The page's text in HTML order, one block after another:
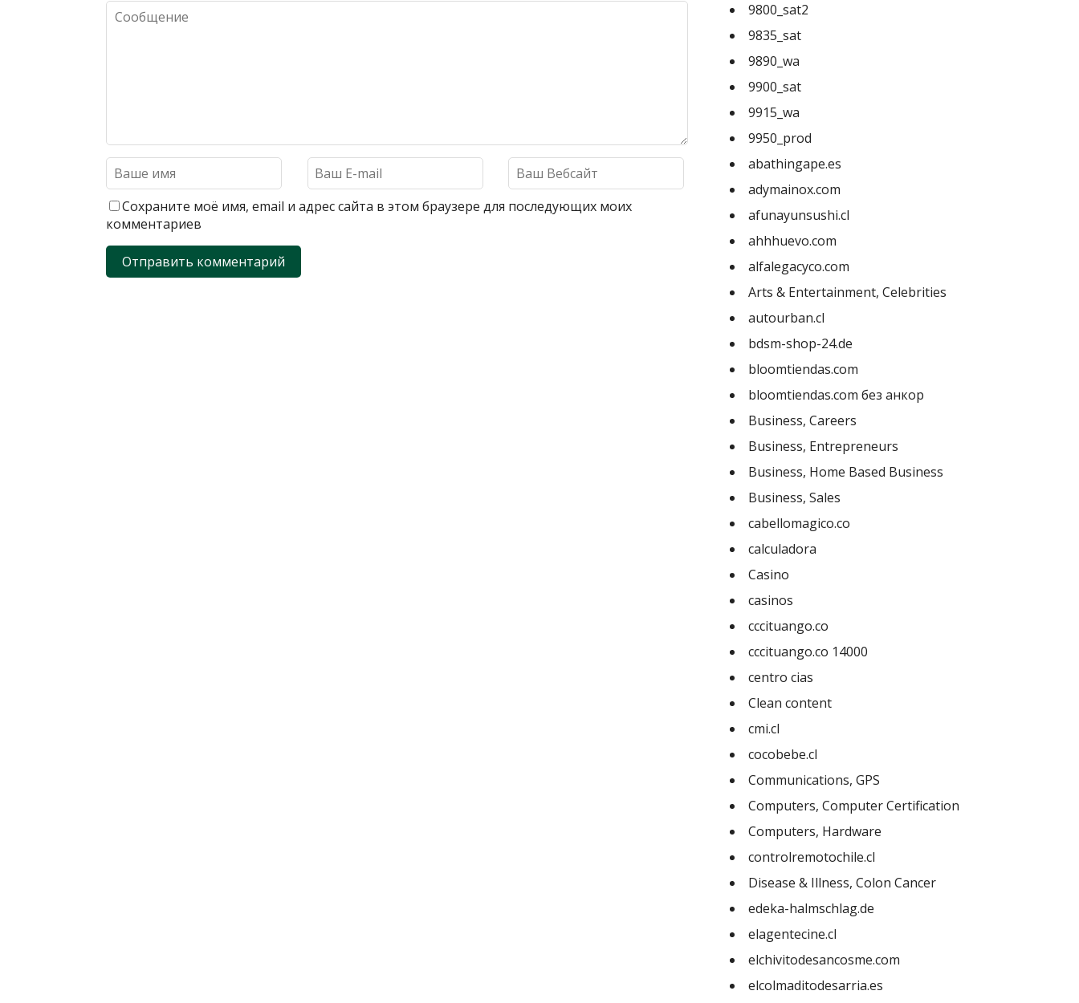
Сохраните моё имя, email и адрес сайта в этом браузере для последующих моих
комментариев
9800_sat2
9835_sat
9890_wa
9900_sat
9915_wa
9950_prod
abathingape.es
adymainox.com
afunayunsushi.cl
ahhhuevo.com
alfalegacyco.com
Arts & Entertainment, Celebrities
autourban.cl
bdsm-shop-24.de
bloomtiendas.com
bloomtiendas.com без анкор
Business, Careers
Business, Entrepreneurs
Business, Home Based Business
Business, Sales
cabellomagico.co
calculadora
Casino
casinos
cccituango.co
cccituango.co 14000
centro cias
Clean content
cmi.cl
cocobebe.cl
Communications, GPS
Computers, Computer Certification
Computers, Hardware
controlremotochile.cl
Disease & Illness, Colon Cancer
edeka-halmschlag.de
elagentecine.cl
elchivitodesancosme.com
elcolmaditodesarria.es